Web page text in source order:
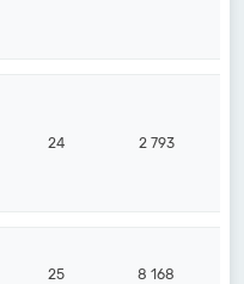
24 2 793
25 8 168